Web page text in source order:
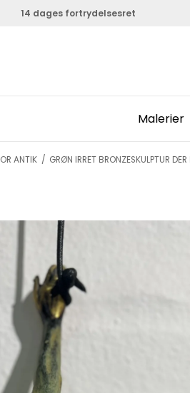
14 dages fortrydelsesret
Malerier
ANTIK / GRØN IRRET BRONZESKULPTUR